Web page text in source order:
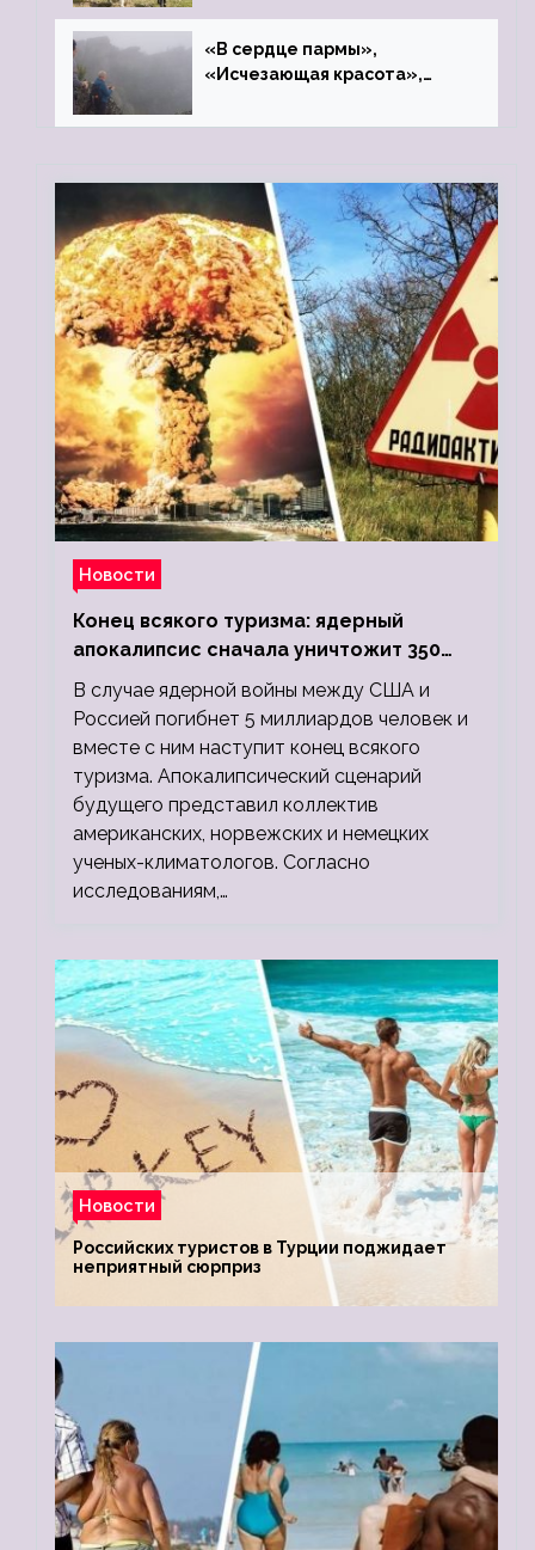
«В сердце пармы»,
«Исчезающая красота»,
Новости
Конец всякого туризма: ядерный
апокалипсис сначала уничтожит 350
миллионов, а потом 5 миллиардов
людей
В случае ядерной войны между США и
Россией погибнет 5 миллиардов человек и
вместе с ним наступит конец всякого
туризма. Апокалипсический сценарий
будущего представил коллектив
американских, норвежских и немецких
ученых-климатологов. Согласно
исследованиям,…
Новости
Российских туристов в Турции поджидает
неприятный сюрприз